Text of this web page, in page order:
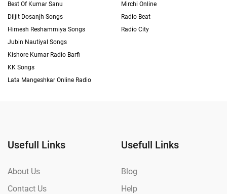
Best Of Kumar Sanu
Diljit Dosanjh Songs
Himesh Reshammiya Songs
Jubin Nautiyal Songs
Kishore Kumar Radio Barfi
KK Songs
Lata Mangeshkar Online Radio
Mirchi Online
Radio Beat
Radio City
Usefull Links
About Us
Contact Us
Usefull Links
Blog
Help